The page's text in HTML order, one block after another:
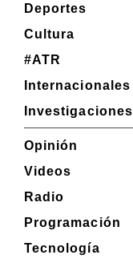
Deportes
Cultura
#ATR
Internacionales
Investigaciones
Opinión
Videos
Radio
Programación
Tecnología